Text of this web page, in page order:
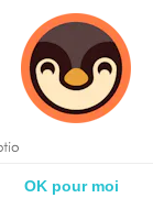
OK pour moi